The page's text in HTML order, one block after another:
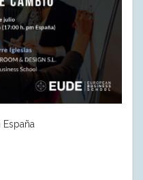
España